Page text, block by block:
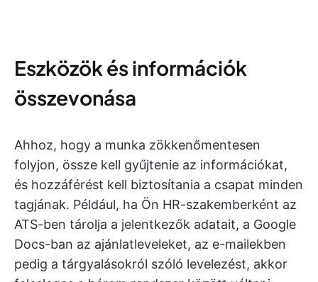
Eszközök és információk
összevonása
Ahhoz, hogy a munka zökkenőmentesen
folyjon, össze kell gyűjtenie az információkat,
és hozzáférést kell biztosítania a csapat minden
tagjának. Például, ha Ön HR-szakemberként az
ATS-ben tárolja a jelentkezők adatait, a Google
Docs-ban az ajánlatleveleket, az e-mailekben
pedig a tárgyalásokról szóló levelezést, akkor